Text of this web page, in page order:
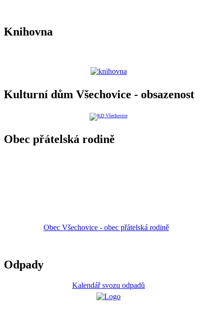
Knihovna
Kulturní dům Všechovice - obsazenost
Obec přátelská rodině
Obec Všechovice - obec přátelská rodině
Odpady
Kalendář svozu odpadů